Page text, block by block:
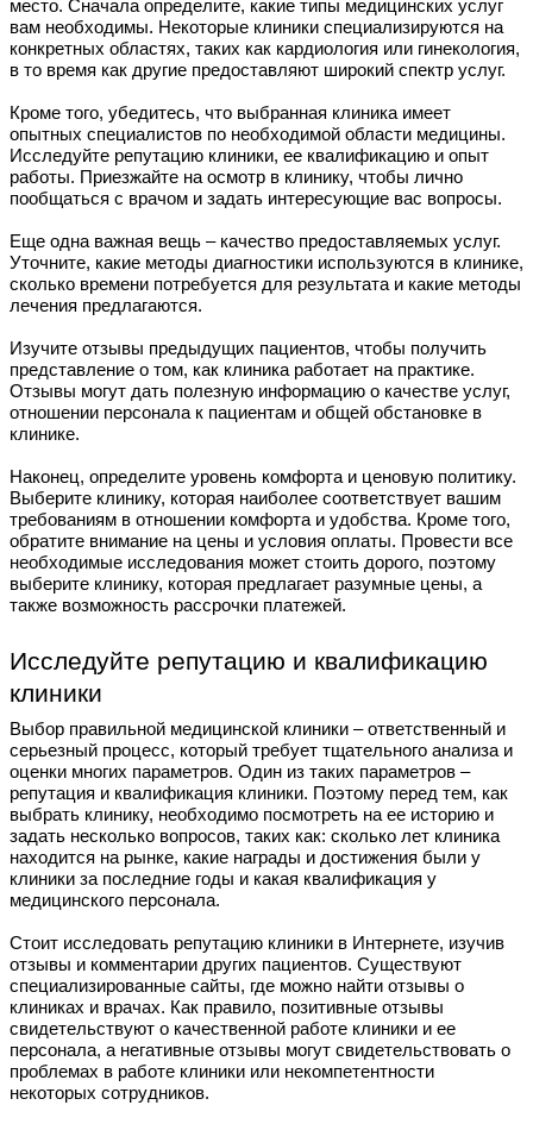
место. Сначала определите, какие типы медицинских услуг
вам необходимы. Некоторые клиники специализируются на
конкретных областях, таких как кардиология или гинекология,
в то время как другие предоставляют широкий спектр услуг.
Кроме того, убедитесь, что выбранная клиника имеет
опытных специалистов по необходимой области медицины.
Исследуйте репутацию клиники, ее квалификацию и опыт
работы. Приезжайте на осмотр в клинику, чтобы лично
пообщаться с врачом и задать интересующие вас вопросы.
Еще одна важная вещь – качество предоставляемых услуг.
Уточните, какие методы диагностики используются в клинике,
сколько времени потребуется для результата и какие методы
лечения предлагаются.
Изучите отзывы предыдущих пациентов, чтобы получить
представление о том, как клиника работает на практике.
Отзывы могут дать полезную информацию о качестве услуг,
отношении персонала к пациентам и общей обстановке в
клинике.
Наконец, определите уровень комфорта и ценовую политику.
Выберите клинику, которая наиболее соответствует вашим
требованиям в отношении комфорта и удобства. Кроме того,
обратите внимание на цены и условия оплаты. Провести все
необходимые исследования может стоить дорого, поэтому
выберите клинику, которая предлагает разумные цены, а
также возможность рассрочки платежей.
Исследуйте репутацию и квалификацию
клиники
Выбор правильной медицинской клиники – ответственный и
серьезный процесс, который требует тщательного анализа и
оценки многих параметров. Один из таких параметров –
репутация и квалификация клиники. Поэтому перед тем, как
выбрать клинику, необходимо посмотреть на ее историю и
задать несколько вопросов, таких как: сколько лет клиника
находится на рынке, какие награды и достижения были у
клиники за последние годы и какая квалификация у
медицинского персонала.
Стоит исследовать репутацию клиники в Интернете, изучив
отзывы и комментарии других пациентов. Существуют
специализированные сайты, где можно найти отзывы о
клиниках и врачах. Как правило, позитивные отзывы
свидетельствуют о качественной работе клиники и ее
персонала, а негативные отзывы могут свидетельствовать о
проблемах в работе клиники или некомпетентности
некоторых сотрудников.